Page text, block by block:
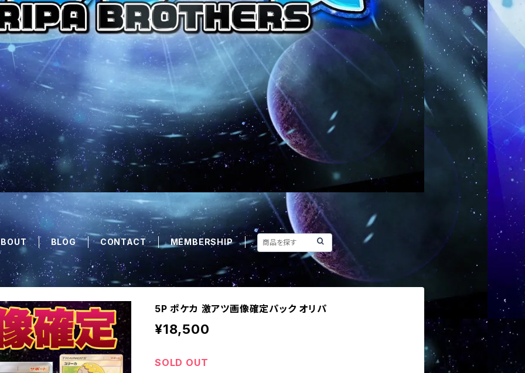
BLOG CONTACT MEMBERSHIP
5P ポケカ 激アツ画像確定パック オリパ
¥18,500
SOLD OUT